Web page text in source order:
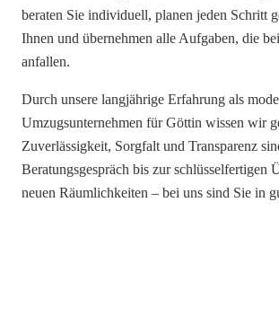
beraten Sie individuell, planen jeden Schritt
Ihnen und übernehmen alle Aufgaben, die
anfallen.
Durch unsere langjährige Erfahrung als
Umzugsunternehmen für Göttin wissen wir
Zuverlässigkeit, Sorgfalt und Transparenz
Beratungsgespräch bis zur schlüsselfertigen
neuen Räumlichkeiten – bei uns sind Sie in